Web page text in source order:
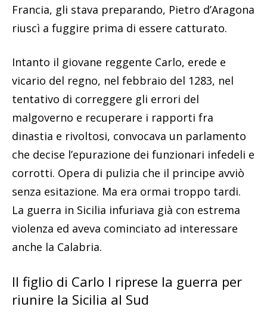
Francia, gli stava preparando, Pietro d’Aragona
riuscì a fuggire prima di essere catturato.
Intanto il giovane reggente Carlo, erede e
vicario del regno, nel febbraio del 1283, nel
tentativo di correggere gli errori del
malgoverno e recuperare i rapporti fra
dinastia e rivoltosi, convocava un parlamento
che decise l’epurazione dei funzionari infedeli e
corrotti. Opera di pulizia che il principe avviò
senza esitazione. Ma era ormai troppo tardi.
La guerra in Sicilia infuriava già con estrema
violenza ed aveva cominciato ad interessare
anche la Calabria.
Il figlio di Carlo I riprese la guerra per
riunire la Sicilia al Sud